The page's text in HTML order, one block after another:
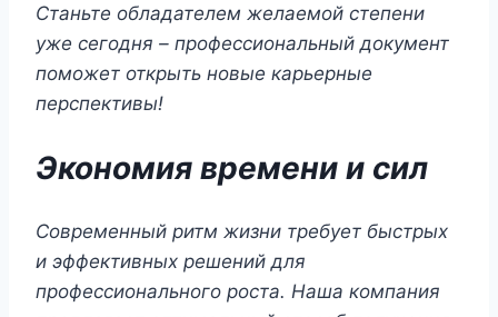
Станьте обладателем желаемой степени
уже сегодня – профессиональный документ
поможет открыть новые карьерные
перспективы!
Экономия времени и сил
Современный ритм жизни требует быстрых
и эффективных решений для
профессионального роста. Наша компания